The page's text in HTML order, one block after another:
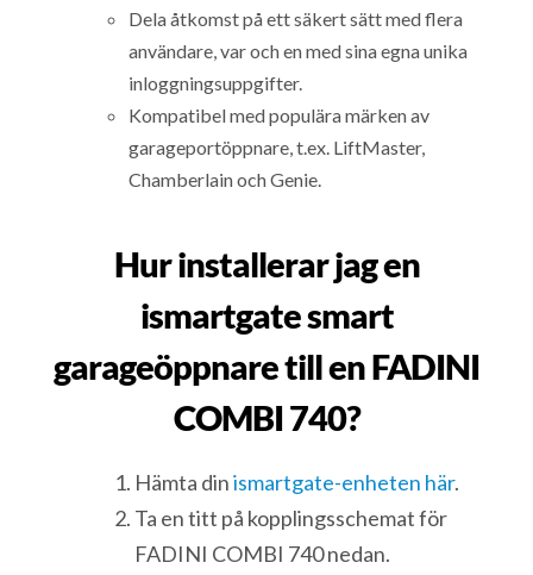
Dela åtkomst på ett säkert sätt med flera
användare, var och en med sina egna unika
inloggningsuppgifter.
Kompatibel med populära märken av
garageportöppnare, t.ex. LiftMaster,
Chamberlain och Genie.
Hur installerar jag en
ismartgate smart
garageöppnare till en FADINI
COMBI 740?
Hämta dinismartgate-enheten här.
Ta en titt på kopplingsschemat för
FADINI COMBI 740 nedan.